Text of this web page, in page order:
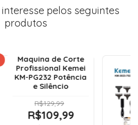
pelos seguintes
produtos
Maquina de Corte
Profissional Kemei
KM-PG232 Potência
e Silêncio
R$129,99
R$109,99